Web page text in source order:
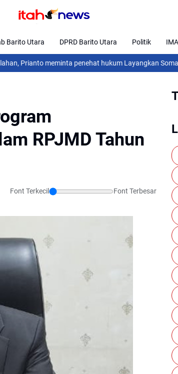
Barito Utara DPRD Barito Utara Politik
meminta penehat hukum Layangkan Somasi dan
RPJMD Tahun
Font Terkecil Font Terbesar